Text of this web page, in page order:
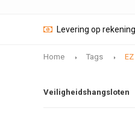
Levering op
Home Tags
Veiligheidshangsloten